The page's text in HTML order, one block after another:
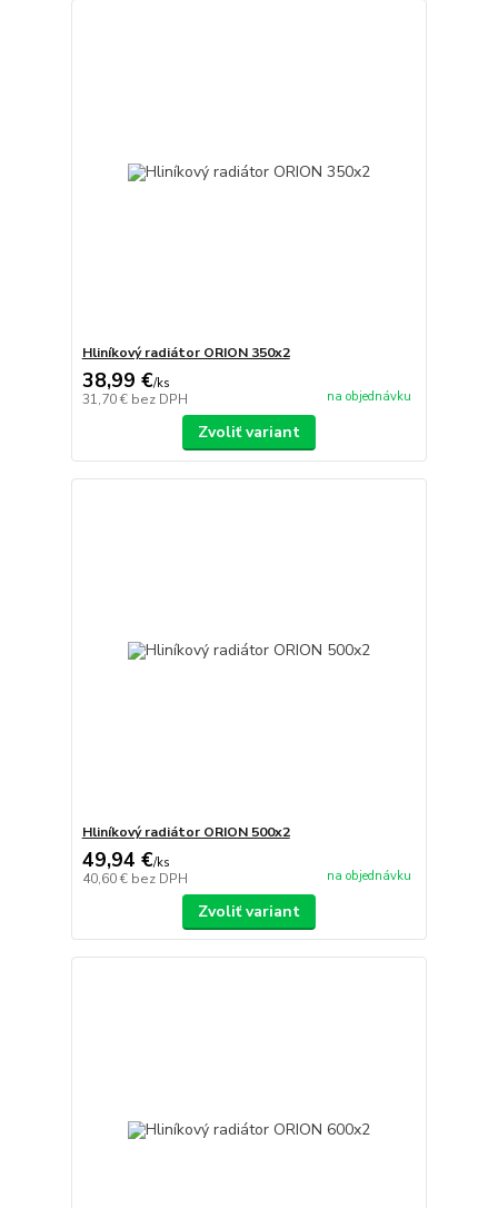
Hliníkový radiátor ORION 350x2
38,99 €/ks
31,70 € bez DPH na objednávku
Zvoliť variant
Hliníkový radiátor ORION 500x2
49,94 €/ks
40,60 € bez DPH na objednávku
Zvoliť variant